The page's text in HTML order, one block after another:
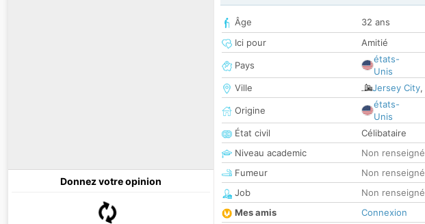
Donnez votre opinion
Âge
32 ans
Ici pour
Amitié
Pays
états-
Unis
Ville
Jersey City,
Origine
états-
Unis
État civil
Célibataire
Niveau academic
Non renseigné
Fumeur
Non renseigné
Job
Non renseigné
Mes amis
Connexion